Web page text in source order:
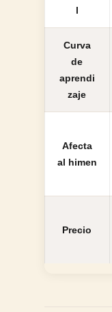
l
Curva
de
aprendi
zaje
Afecta
al himen
Precio